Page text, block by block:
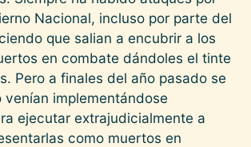
Nacional, incluso por parte del
que salian a encubrir a los
en combate dándoles el tinte
Pero a finales del año pasado se
venían implementándose
ejecutar extrajudicialmente a
como muertos en